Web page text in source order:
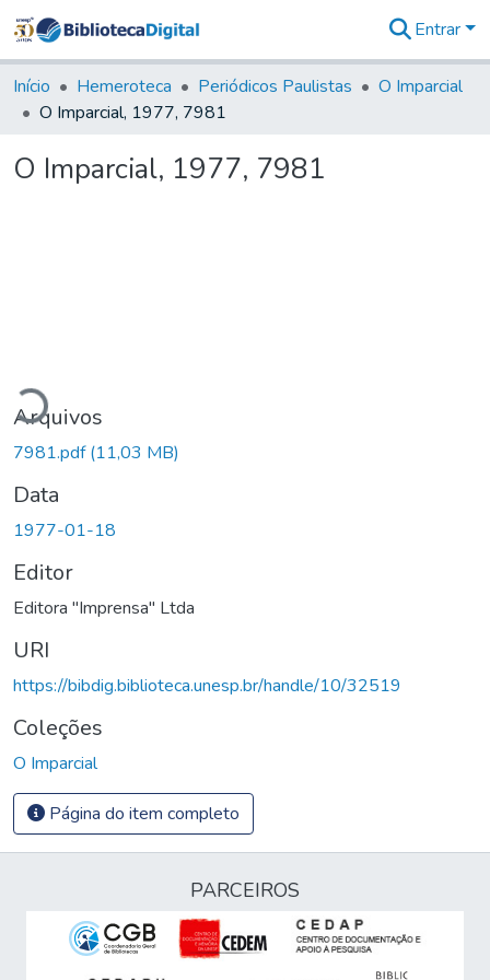
&
Coleções
Tudo na
Digital
Entrar
Início Hemeroteca Periódicos Paulistas
O Imparcial
O Imparcial, 1977, 7981
O Imparcial, 1977, 7981
Arquivos
7981.pdf(11,03 MB)
Data
1977-01-18
Editor
Editora "Imprensa" Ltda
URI
https://bibdig.biblioteca.unesp.br/handle/10/32519
Coleções
O Imparcial
Página do item completo
PARCEIROS